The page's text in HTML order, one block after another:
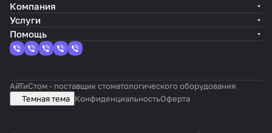
Компания
Услуги
Помощь
АйТиСтом - поставщик стоматологического оборудования
Темная тема КонфиденциальностьОферта